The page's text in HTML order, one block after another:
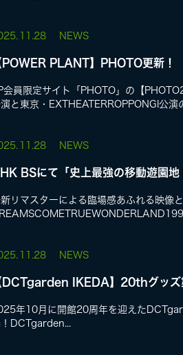
11.28 NEWS
POWER PLANT】PHOTO更新！
会員限定サイト「PHOTO」の【
と東京・EXTHEATERROPPONGI公演
11.28 NEWS
BSにて「史上最強の移動遊園
リマスターによる臨場感あふれる映像
11.28 NEWS
DCTgarden IKEDA】20thグッズ
年10月に開館20周年を迎えた
DCTgarden...